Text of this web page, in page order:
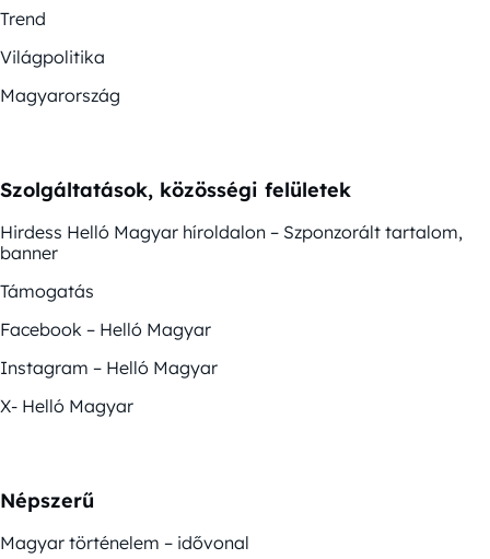
Trend
Világpolitika
Magyarország
Szolgáltatások, közösségi felületek
Hirdess Helló Magyar híroldalon – Szponzorált tartalom,
banner
Támogatás
Facebook – Helló Magyar
Instagram – Helló Magyar
X- Helló Magyar
Népszerű
Magyar történelem – idővonal